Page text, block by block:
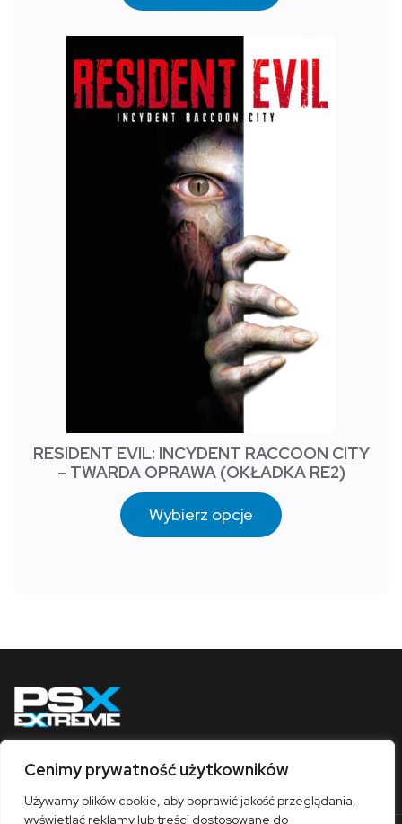
Cenimy prywatność użytkowników
Używamy plików cookie, aby poprawić jakość przeglądania,
wyświetlać reklamy lub treści dostosowane do
RESIDENT EVIL: INCYDENT RACCOON CITY
– TWARDA OPRAWA (OKŁADKA RE2)
Wybierz opcje
Obserwuj nas